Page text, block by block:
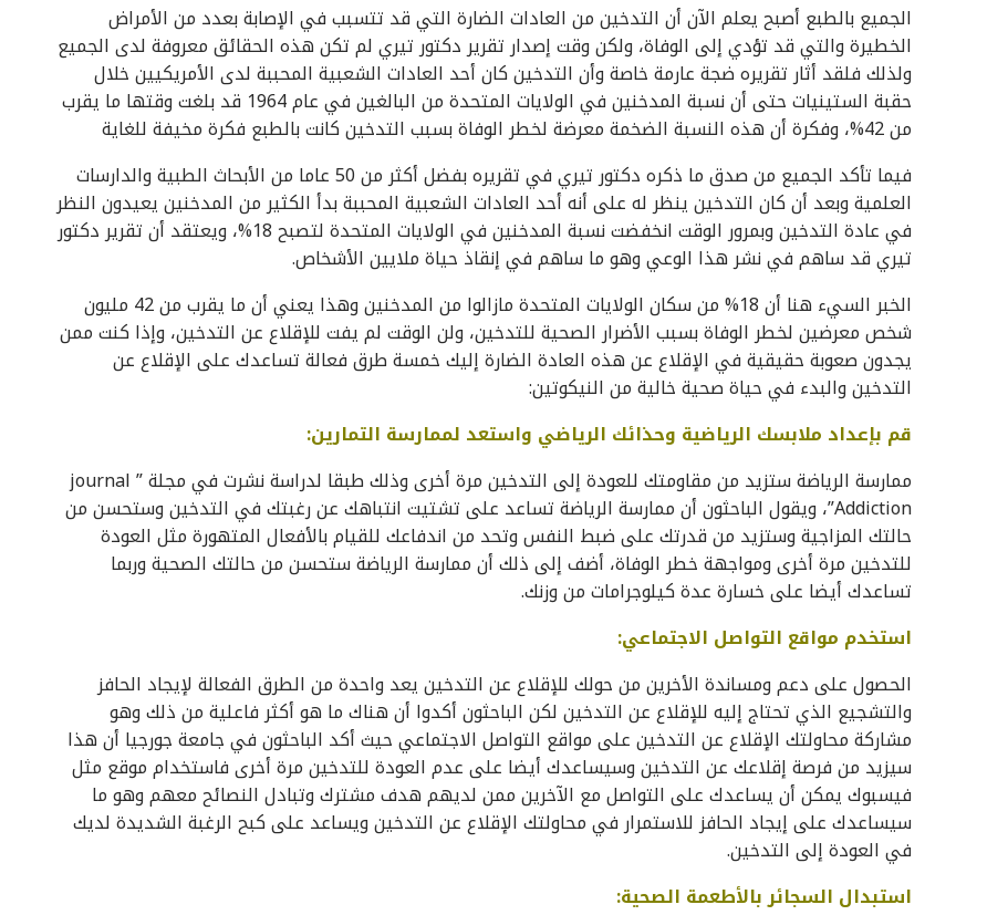
الجميع بالطبع أصبح يعلم الآن أن التدخين من العادات الضارة التي قد تتسبب في الإصابة بعدد من الأمراض
الخطيرة والتي قد تؤدي إلى الوفاة، ولكن وقت إصدار تقرير دكتور تيري لم تكن هذه الحقائق معروفة لدى الجميع
ولذلك فلقد أثار تقريره ضجة عارمة خاصة وأن التدخين كان أحد العادات الشعبية المحببة لدى الأمريكيين خلال
حقبة الستينيات حتى أن نسبة المدخنين في الولايات المتحدة من البالغين في عام 1964 قد بلغت وقتها ما يقرب
من 42%، وفكرة أن هذه النسبة الضخمة معرضة لخطر الوفاة بسبب التدخين كانت بالطبع فكرة مخيفة للغاية
فيما تأكد الجميع من صدق ما ذكره دكتور تيري في تقريره بفضل أكثر من 50 عاما من الأبحاث الطبية والدارسات
العلمية وبعد أن كان التدخين ينظر له على أنه أحد العادات الشعبية المحببة بدأ الكثير من المدخنين يعيدون النظر
في عادة التدخين وبمرور الوقت انخفضت نسبة المدخنين في الولايات المتحدة لتصبح 18%، ويعتقد أن تقرير دكتور
تيري قد ساهم في نشر هذا الوعي وهو ما ساهم في إنقاذ حياة ملايين الأشخاص.
الخبر السيء هنا أن 18% من سكان الولايات المتحدة مازالوا من المدخنين وهذا يعني أن ما يقرب من 42 مليون
شخص معرضين لخطر الوفاة بسبب الأضرار الصحية للتدخين، ولن الوقت لم يفت للإقلاع عن التدخين، وإذا كنت ممن
يجدون صعوبة حقيقية في الإقلاع عن هذه العادة الضارة إليك خمسة طرق فعالة تساعدك على الإقلاع عن
التدخين والبدء في حياة صحية خالية من النيكوتين:
قم بإعداد ملابسك الرياضية وحذائك الرياضي واستعد لممارسة التمارين:
ممارسة الرياضة ستزيد من مقاومتك للعودة إلى التدخين مرة أخرى وذلك طبقا لدراسة نشرت في مجلة ” journal
Addiction”، ويقول الباحثون أن ممارسة الرياضة تساعد على تشتيت انتباهك عن رغبتك في التدخين وستحسن من
حالتك المزاجية وستزيد من قدرتك على ضبط النفس وتحد من اندفاعك للقيام بالأفعال المتهورة مثل العودة
للتدخين مرة أخرى ومواجهة خطر الوفاة، أضف إلى ذلك أن ممارسة الرياضة ستحسن من حالتك الصحية وربما
تساعدك أيضا على خسارة عدة كيلوجرامات من وزنك.
استخدم مواقع التواصل الاجتماعي:
الحصول على دعم ومساندة الأخرين من حولك للإقلاع عن التدخين يعد واحدة من الطرق الفعالة لإيجاد الحافز
والتشجيع الذي تحتاج إليه للإقلاع عن التدخين لكن الباحثون أكدوا أن هناك ما هو أكثر فاعلية من ذلك وهو
مشاركة محاولتك الإقلاع عن التدخين على مواقع التواصل الاجتماعي حيث أكد الباحثون في جامعة جورجيا أن هذا
سيزيد من فرصة إقلاعك عن التدخين وسيساعدك أيضا على عدم العودة للتدخين مرة أخرى فاستخدام موقع مثل
فيسبوك يمكن أن يساعدك على التواصل مع الآخرين ممن لديهم هدف مشترك وتبادل النصائح معهم وهو ما
سيساعدك على إيجاد الحافز للاستمرار في محاولتك الإقلاع عن التدخين ويساعد على كبح الرغبة الشديدة لديك
في العودة إلى التدخين.
استبدال السجائر بالأطعمة الصحية: